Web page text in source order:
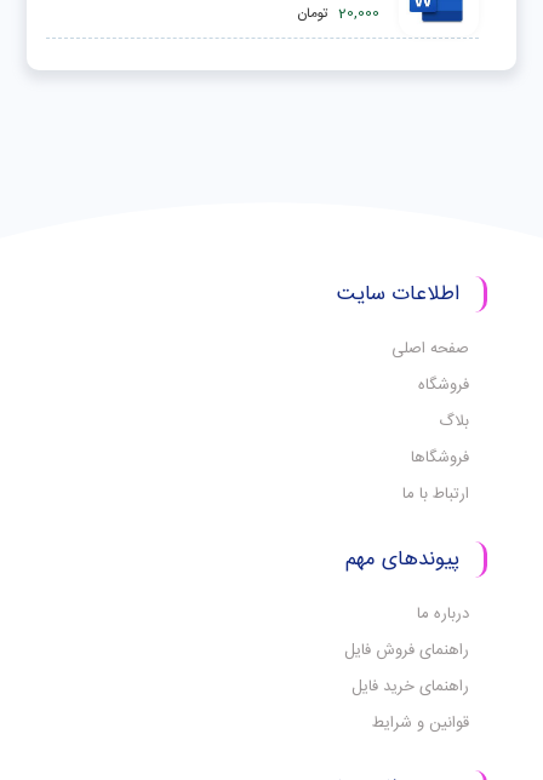
20,000 تومان
اطلاعات سایت
صفحه اصلی
فروشگاه
بلاگ
فروشگاها
ارتباط با ما
پیوندهای مهم
درباره ما
راهنمای فروش فایل
راهنمای خرید فایل
قوانین و شرایط